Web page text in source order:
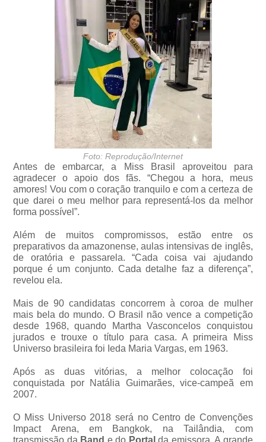
Foto: Reprodução/Internet
Antes de embarcar, a Miss Brasil aproveitou para
agradecer o apoio dos fãs. “Chegou a hora, meus
amores! Vou com o coração tranquilo e com a certeza de
que darei o meu melhor para representá-los da melhor
forma possível”.
Além de muitos compromissos, estão entre os
preparativos da amazonense, aulas intensivas de inglês,
de oratória e passarela. “Cada coisa vai ajudando
porque é um conjunto. Cada detalhe faz a diferença”,
revelou ela.
Mais de 90 candidatas concorrem à coroa de mulher
mais bela do mundo. O Brasil não vence a competição
desde 1968, quando Martha Vasconcelos conquistou
jurados e trouxe o título para casa. A primeira Miss
Universo brasileira foi Ieda Maria Vargas, em 1963.
Após as duas vitórias, a melhor colocação foi
conquistada por Natália Guimarães, vice-campeã em
2007.
O Miss Universo 2018 será no Centro de Convenções
Impact Arena, em Bangkok, na Tailândia, com
transmissão da Band e do Portal da emissora. A grande